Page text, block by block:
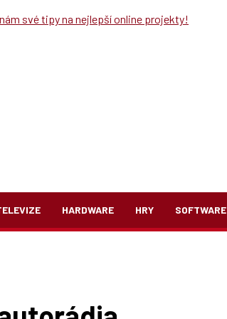
HARDWARE HRY SOFTWARE
své tipy na nejlepší online projekty!